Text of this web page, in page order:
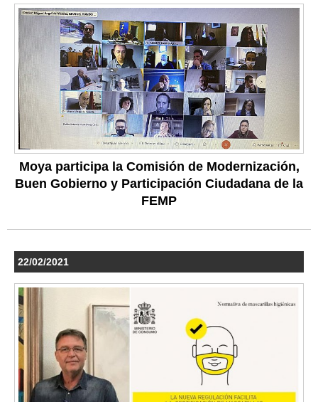
Moya participa la Comisión de Modernización,
Buen Gobierno y Participación Ciudadana de la
FEMP
22/02/2021